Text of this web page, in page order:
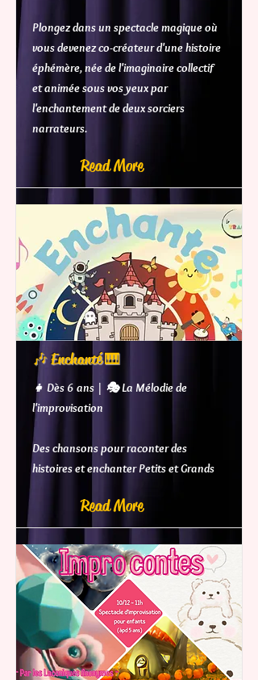
Plongez dans un spectacle magique où
vous devenez co-créateur d'une histoire
éphémère, née de l'imaginaire collectif
et animée sous vos yeux par
l'enchantement de deux sorciers
narrateurs.
Read More
🎶 Enchanté 🎹
👧 Dès 6 ans | 🎭 La Mélodie de
l'improvisation
Des chansons pour raconter des
histoires et enchanter Petits et Grands
Read More